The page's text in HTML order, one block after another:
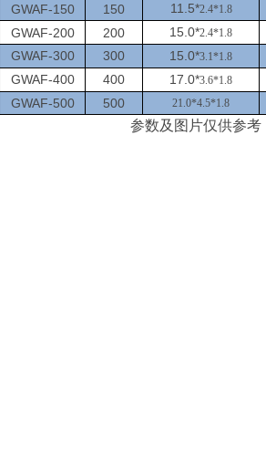
GWAF-150
150 11.5*2.4*1.8
GWAF-200
200 15.0*2.4*1.8
GWAF-300
300 15.0*3.1*1.8
GWAF-400
400 17.0*3.6*1.8
GWAF-500
500 21.0*4.5*1.8
参数及图片仅供参考